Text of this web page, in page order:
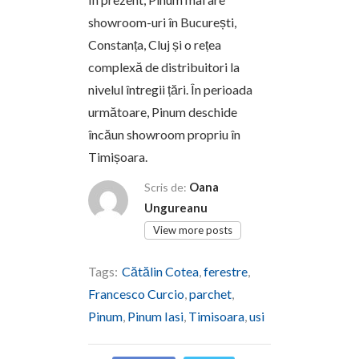
showroom-uri în București,
Constanța, Cluj și o rețea
complexă de distribuitori la
nivelul întregii țări. În perioada
următoare, Pinum deschide
încăun showroom propriu în
Timișoara.
Scris de: Oana
Ungureanu
View more posts
Tags: Cătălin Cotea,ferestre,
Francesco Curcio,parchet,
Pinum, Pinum Iasi, Timisoara,usi